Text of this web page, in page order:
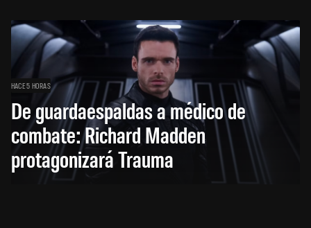
HACE 5 HORAS
De guardaespaldas a médico de
combate: Richard Madden
protagonizará Trauma